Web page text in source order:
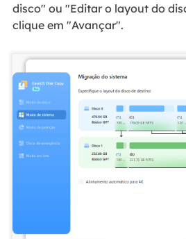
disco" ou "Editar o layout do
clique em "Avançar".